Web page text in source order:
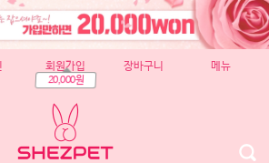
회원가입
20,000원
장바구니 메뉴